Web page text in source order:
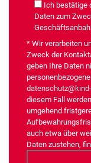
Ich bestätige
Daten zum
* Wir verarbeiten
Zweck der
geben Ihre Daten
diesem Fall
umgehend
auch etwa über
Daten zustehen,